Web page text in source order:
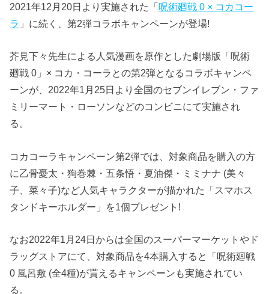
2021年12月20日より実施された「呪術廻戦 0 × コカコー
ラ 」に続く、第2弾コラボキャンペーンが登場!
芥見下々先生による人気漫画を原作とした劇場版「呪術
廻戦 0」× コカ・コーラとの第2弾となるコラボキャンペ
ーンが、2022年1月25日より全国のセブンイレブン・ファ
ミリーマート・ローソンなどのコンビニにて実施され
る。
コカコーラキャンペーン第2弾では、対象商品を購入の方
に乙骨憂太・狗巻棘・五条悟・夏油傑・ミミナナ (美々
子、菜々子)など人気キャラクターが描かれた「スマホス
タンドキーホルダー」を1個プレゼント!
なお2022年1月24日からは全国のスーパーマーケットやド
ラッグストアにて、対象商品を4本購入すると「呪術廻戦
0 風呂敷 (全4種)が貰えるキャンペーンも実施されてい
る。